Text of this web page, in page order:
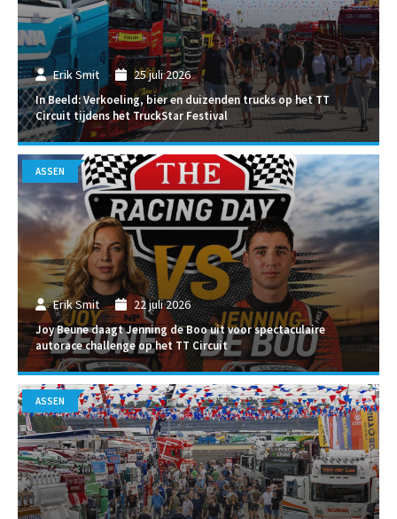
Erik Smit 25 juli 2026
In Beeld: Verkoeling, bier en duizenden trucks op het TT
Circuit tijdens het TruckStar Festival
Erik Smit 22 juli 2026
Joy Beune daagt Jenning de Boo uit voor spectaculaire
autorace challenge op het TT Circuit
ASSEN
ASSEN